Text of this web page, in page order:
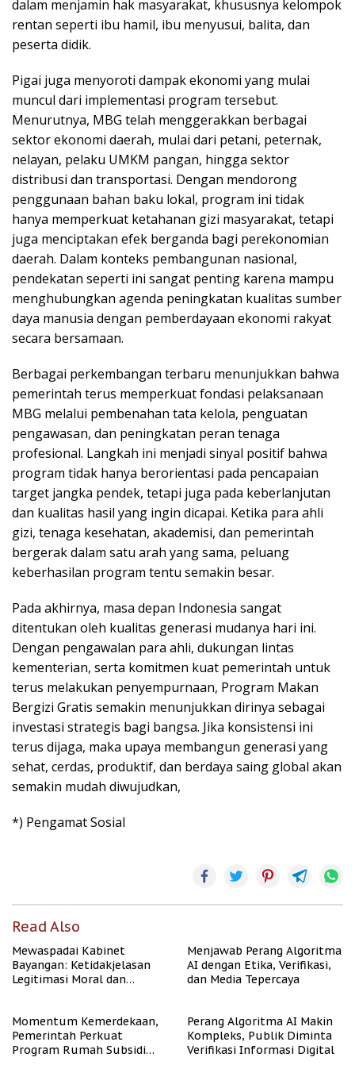
dalam menjamin hak masyarakat, khususnya kelompok
rentan seperti ibu hamil, ibu menyusui, balita, dan
peserta didik.
Pigai juga menyoroti dampak ekonomi yang mulai
muncul dari implementasi program tersebut.
Menurutnya, MBG telah menggerakkan berbagai
sektor ekonomi daerah, mulai dari petani, peternak,
nelayan, pelaku UMKM pangan, hingga sektor
distribusi dan transportasi. Dengan mendorong
penggunaan bahan baku lokal, program ini tidak
hanya memperkuat ketahanan gizi masyarakat, tetapi
juga menciptakan efek berganda bagi perekonomian
daerah. Dalam konteks pembangunan nasional,
pendekatan seperti ini sangat penting karena mampu
menghubungkan agenda peningkatan kualitas sumber
daya manusia dengan pemberdayaan ekonomi rakyat
secara bersamaan.
Berbagai perkembangan terbaru menunjukkan bahwa
pemerintah terus memperkuat fondasi pelaksanaan
MBG melalui pembenahan tata kelola, penguatan
pengawasan, dan peningkatan peran tenaga
profesional. Langkah ini menjadi sinyal positif bahwa
program tidak hanya berorientasi pada pencapaian
target jangka pendek, tetapi juga pada keberlanjutan
dan kualitas hasil yang ingin dicapai. Ketika para ahli
gizi, tenaga kesehatan, akademisi, dan pemerintah
bergerak dalam satu arah yang sama, peluang
keberhasilan program tentu semakin besar.
Pada akhirnya, masa depan Indonesia sangat
ditentukan oleh kualitas generasi mudanya hari ini.
Dengan pengawalan para ahli, dukungan lintas
kementerian, serta komitmen kuat pemerintah untuk
terus melakukan penyempurnaan, Program Makan
Bergizi Gratis semakin menunjukkan dirinya sebagai
investasi strategis bagi bangsa. Jika konsistensi ini
terus dijaga, maka upaya membangun generasi yang
sehat, cerdas, produktif, dan berdaya saing global akan
semakin mudah diwujudkan,
*) Pengamat Sosial
Read Also
Mewaspadai Kabinet
Bayangan: Ketidakjelasan
Legitimasi Moral dan
Menjawab Perang Algoritma
AI dengan Etika, Verifikasi,
dan Media Tepercaya
Momentum Kemerdekaan,
Pemerintah Perkuat
Program Rumah Subsidi
Perang Algoritma AI Makin
Kompleks, Publik Diminta
Verifikasi Informasi Digital